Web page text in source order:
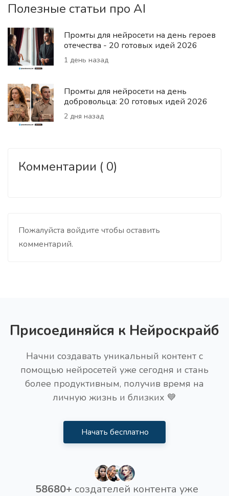
Полезные статьи про AI
Промты для нейросети на день героев
отечества - 20 готовых идей 2026
1 день назад
Промты для нейросети на день
добровольца: 20 готовых идей 2026
2 дня назад
Комментарии ( 0)
Пожалуйста войдите чтобы оставить
комментарий.
Присоединяйся к Нейроскрайб
Начни создавать уникальный контент с
помощью нейросетей уже сегодня и стань
более продуктивным, получив время на
личную жизнь и близких 💙
Начать бесплатно
58680+ создателей контента уже